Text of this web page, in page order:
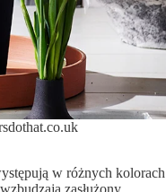
w różnych kolorach